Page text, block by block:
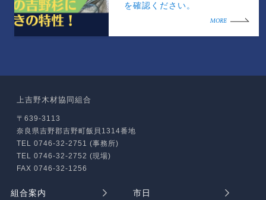
を確認ください。
MORE
上吉野木材協同組合
〒639-3113
奈良県吉野郡吉野町飯貝1314番地
TEL 0746-32-2751 (事務所)
TEL 0746-32-2752 (現場)
FAX 0746-32-1256
組合案内 市日